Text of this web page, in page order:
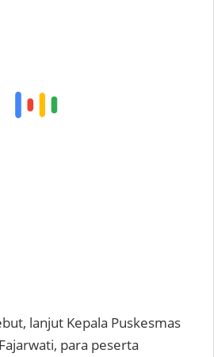
lanjut Kepala Puskesmas
para peserta